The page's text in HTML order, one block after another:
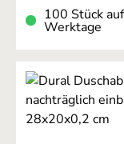
100 Stück
Werktage